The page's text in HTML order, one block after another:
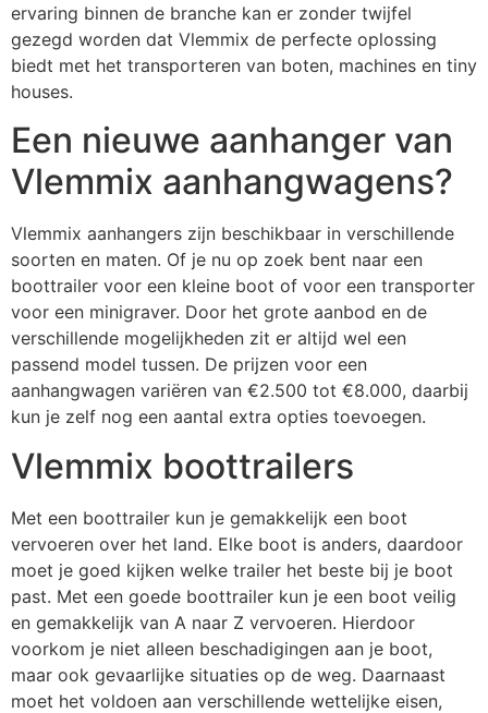
ervaring binnen de branche kan er zonder twijfel
gezegd worden dat Vlemmix de perfecte oplossing
biedt met het transporteren van boten, machines en tiny
houses.
Een nieuwe aanhanger van
Vlemmix aanhangwagens?
Vlemmix aanhangers zijn beschikbaar in verschillende
soorten en maten. Of je nu op zoek bent naar een
boottrailer voor een kleine boot of voor een transporter
voor een minigraver. Door het grote aanbod en de
verschillende mogelijkheden zit er altijd wel een
passend model tussen. De prijzen voor een
aanhangwagen variëren van €2.500 tot €8.000, daarbij
kun je zelf nog een aantal extra opties toevoegen.
Vlemmix boottrailers
Met een boottrailer kun je gemakkelijk een boot
vervoeren over het land. Elke boot is anders, daardoor
moet je goed kijken welke trailer het beste bij je boot
past. Met een goede boottrailer kun je een boot veilig
en gemakkelijk van A naar Z vervoeren. Hierdoor
voorkom je niet alleen beschadigingen aan je boot,
maar ook gevaarlijke situaties op de weg. Daarnaast
moet het voldoen aan verschillende wettelijke eisen,